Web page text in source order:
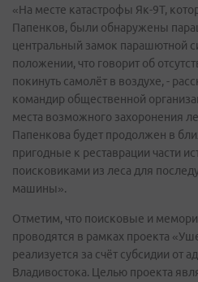
«На месте катастрофы Як-9Т,
Папенков, были обнаружены
центральный замок парашютной
положении, что говорит об
покинуть самолёт в воздухе, -
командир общественной
места возможного захоронения
Папенкова будет продолжен в
пригодные к реставрации части
поисковиками из леса для
машины».
Отметим, что поисковые и
проводятся в рамках проекта
реализуется за счёт субсидии от
Владивостока. Целью проекта